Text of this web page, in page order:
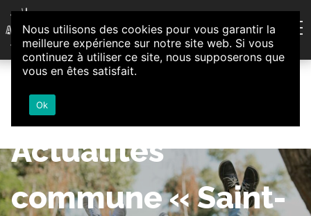
Aller au contenu
Association d'Animation et d'Initiatives Citoyennes
Loire-Authion
Actualités
commune « Saint-
Nous utilisons des cookies pour vous garantir la
meilleure expérience sur notre site web. Si vous
continuez à utiliser ce site, nous supposerons que
vous en êtes satisfait.
Ok